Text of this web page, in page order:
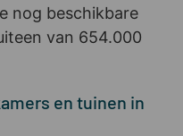
nog beschikbare
van 654.000
en tuinen in